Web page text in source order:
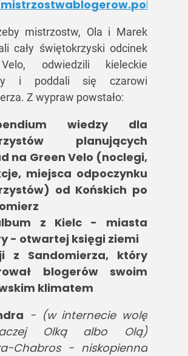
mistrzostw, Ola i Marek
cały świętokrzyski odcinek
odwiedzili kieleckie
i poddali się czarowi
Z wypraw powstało:
wiedzy dla
planujących
na Green Velo (noclegi,
miejsca odpoczynku
od Końskich po
z Kielc - miasta
- otwartej księgi ziemi
z Sandomierza, który
blogerów swoim
klimatem
- (w internecie wolę
Olką albo Olą)
Chabros - niskopienna